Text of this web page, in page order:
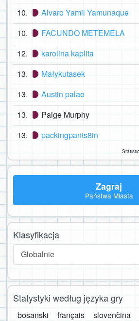
10. Alvaro Yamil Yamunaque
10. FACUNDO METEMELA
12. karolina kaplita
13. Małykutasek
13. Austin palao
13. Paige Murphy
13. packingpants8in
Zagraj
Państwa Miasta
Klasyfikacja
Globalnie
Statystyki według języka gry
bosanski français slovenčina